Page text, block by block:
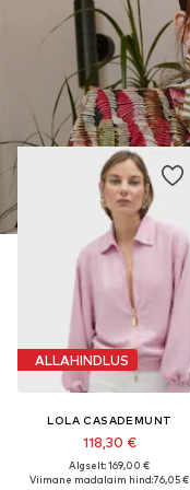
ALLAHINDLUS
LOLA CASADEMUNT
118,30 €
Algselt: 169,00 €
Viimane madalaim hind:76,05 €